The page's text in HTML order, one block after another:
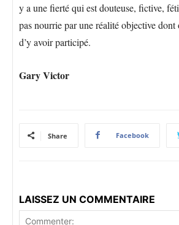
y a une fierté qui est douteuse, fictive,
pas nourrie par une réalité objective
d’y avoir participé.
Gary Victor
Share Facebook
LAISSEZ UN COMMENTAIRE